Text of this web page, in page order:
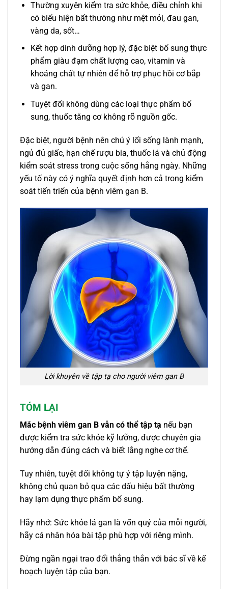
Thường xuyên kiểm tra sức khỏe, điều chỉnh khi
có biểu hiện bất thường như mệt mỏi, đau gan,
vàng da, sốt…
Kết hợp dinh dưỡng hợp lý, đặc biệt bổ sung thực
phẩm giàu đạm chất lượng cao, vitamin và
khoáng chất tự nhiên để hỗ trợ phục hồi cơ bắp
và gan.
Tuyệt đối không dùng các loại thực phẩm bổ
sung, thuốc tăng cơ không rõ nguồn gốc.
Đặc biệt, người bệnh nên chú ý lối sống lành mạnh,
ngủ đủ giấc, hạn chế rượu bia, thuốc lá và chủ động
kiểm soát stress trong cuộc sống hằng ngày. Những
yếu tố này có ý nghĩa quyết định hơn cả trong kiểm
soát tiến triển của bệnh viêm gan B.
Lời khuyên về tập tạ cho người viêm gan B
TÓM LẠI
Mắc bệnh viêm gan B vẫn có thể tập tạ nếu bạn
được kiểm tra sức khỏe kỹ lưỡng, được chuyên gia
hướng dẫn đúng cách và biết lắng nghe cơ thể.
Tuy nhiên, tuyệt đối không tự ý tập luyện nặng,
không chủ quan bỏ qua các dấu hiệu bất thường
hay lạm dụng thực phẩm bổ sung.
Hãy nhớ: Sức khỏe lá gan là vốn quý của mỗi người,
hãy cá nhân hóa bài tập phù hợp với riêng mình.
Đừng ngần ngại trao đổi thẳng thắn với bác sĩ về kế
hoạch luyện tập của bạn.